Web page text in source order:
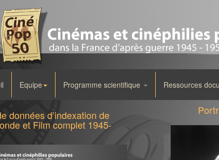
Equipe Programme scientifique Ressources
données d’indexation de
et Film complet 1945-